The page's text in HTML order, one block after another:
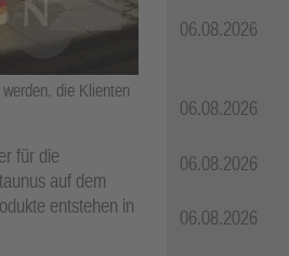
die Klienten
für die
auf dem
entstehen in
06.08.2026
06.08.2026
06.08.2026
06.08.2026